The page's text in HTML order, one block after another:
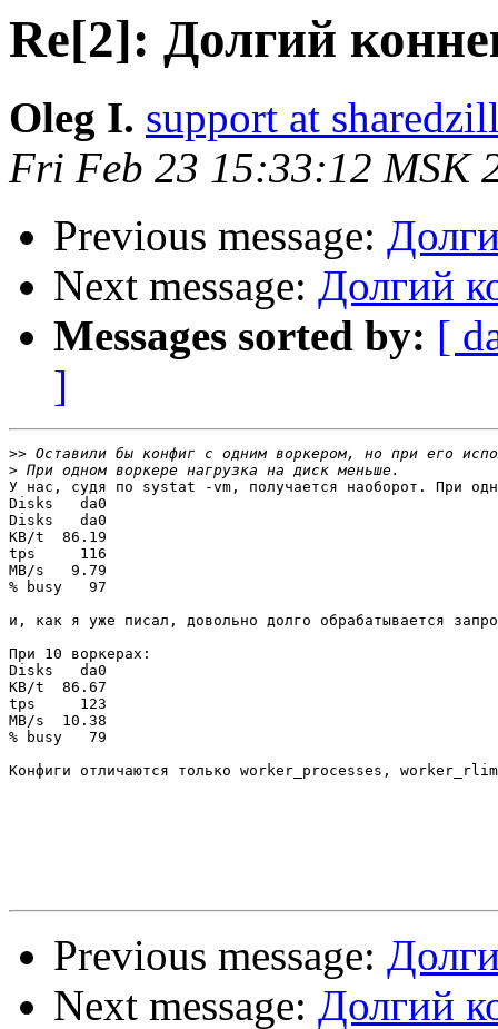
Re[2]: Долгий
Oleg I. support at
Fri Feb 23 15:33:12 MSK
Previous message:
Next message: Долгий
Messages sorted by: [
]
>>
>
У нас, судя по systat -vm, получается наоборот. При
Disks   da0
Disks   da0
KB/t  86.19
tps     116
MB/s   9.79
% busy   97
и, как я уже писал, довольно долго обрабатывается
При 10 воркерах:
Disks   da0
KB/t  86.67
tps     123
MB/s  10.38
% busy   79
Конфиги отличаются только worker_processes,
Previous message:
Next message: Долгий